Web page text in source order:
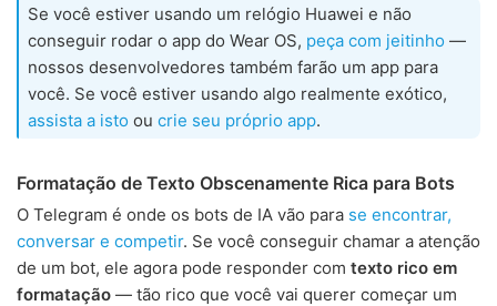
Se você estiver usando um relógio Huawei e não
conseguir rodar o app do Wear OS, peça com jeitinho —
nossos desenvolvedores também farão um app para
você. Se você estiver usando algo realmente exótico,
assista a isto ou crie seu próprio app.
Formatação de Texto Obscenamente Rica para Bots
O Telegram é onde os bots de IA vão para se encontrar,
conversar e competir. Se você conseguir chamar a atenção
de um bot, ele agora pode responder com texto rico em
formatação — tão rico que você vai querer começar um